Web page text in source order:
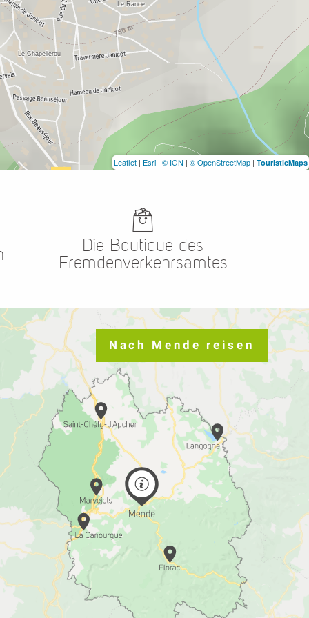
Leaflet | Esri | © IGN | © OpenStreetMap | TouristicMaps
Die Boutique des
Fremdenverkehrsamtes
Nach Mende reisen